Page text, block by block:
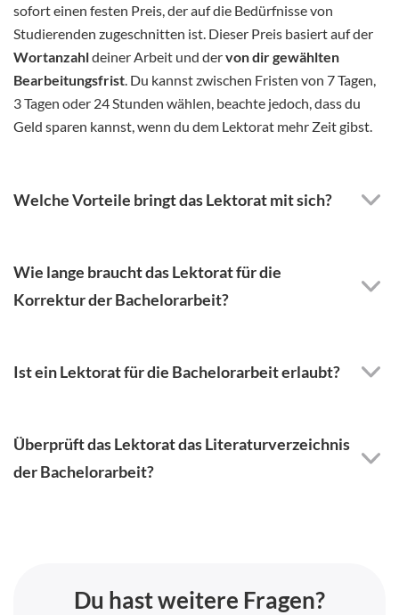
sofort einen festen Preis, der auf die Bedürfnisse von
Studierenden zugeschnitten ist. Dieser Preis basiert auf der
Wortanzahldeiner Arbeit und dervon dir gewählten
Bearbeitungsfrist. Du kannst zwischen Fristen von 7 Tagen,
3 Tagen oder 24 Stunden wählen, beachte jedoch, dass du
Geld sparen kannst, wenn du dem Lektorat mehr Zeit gibst.
Welche Vorteile bringt das Lektorat mit sich?
Wie lange braucht das Lektorat für die
Korrektur der Bachelorarbeit?
Ist ein Lektorat für die Bachelorarbeit erlaubt?
Überprüft das Lektorat das Literaturverzeichnis
der Bachelorarbeit?
Du hast weitere Fragen?